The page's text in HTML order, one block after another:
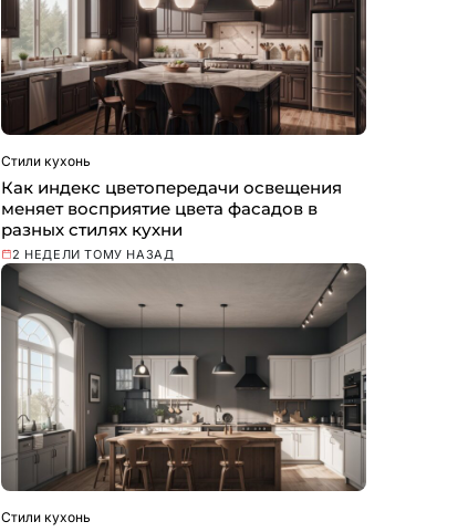
Стили кухонь
Как индекс цветопередачи освещения
меняет восприятие цвета фасадов в
разных стилях кухни
2 НЕДЕЛИ ТОМУ НАЗАД
Стили кухонь